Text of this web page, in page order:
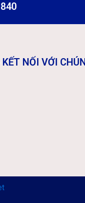
KẾT NỐI VỚI